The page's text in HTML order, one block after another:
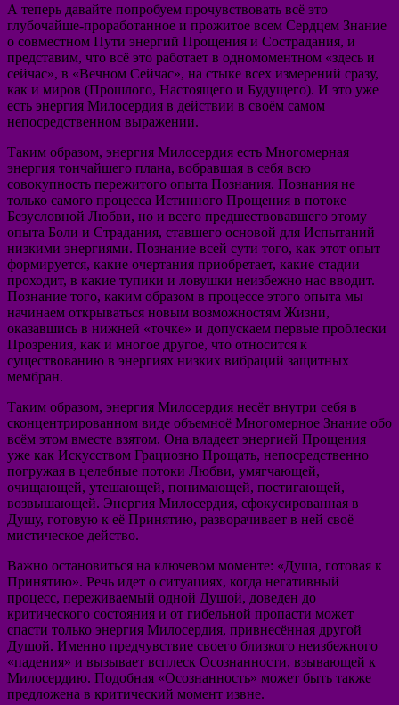
А теперь давайте попробуем прочувствовать всё это
глубочайше-проработанное и прожитое всем Сердцем Знание
о совместном Пути энергий Прощения и Сострадания, и
представим, что всё это работает в одномоментном «здесь и
сейчас», в «Вечном Сейчас», на стыке всех измерений сразу,
как и миров (Прошлого, Настоящего и Будущего). И это уже
есть энергия Милосердия в действии в своём самом
непосредственном выражении.
Таким образом, энергия Милосердия есть Многомерная
энергия тончайшего плана, вобравшая в себя всю
совокупность пережитого опыта Познания. Познания не
только самого процесса Истинного Прощения в потоке
Безусловной Любви, но и всего предшествовавшего этому
опыта Боли и Страдания, ставшего основой для Испытаний
низкими энергиями. Познание всей сути того, как этот опыт
формируется, какие очертания приобретает, какие стадии
проходит, в какие тупики и ловушки неизбежно нас вводит.
Познание того, каким образом в процессе этого опыта мы
начинаем открываться новым возможностям Жизни,
оказавшись в нижней «точке» и допускаем первые проблески
Прозрения, как и многое другое, что относится к
существованию в энергиях низких вибраций защитных
мембран.
Таким образом, энергия Милосердия несёт внутри себя в
сконцентрированном виде объемноё Многомерное Знание обо
всём этом вместе взятом. Она владеет энергией Прощения
уже как Искусством Грациозно Прощать, непосредственно
погружая в целебные потоки Любви, умягчающей,
очищающей, утешающей, понимающей, постигающей,
возвышающей. Энергия Милосердия, сфокусированная в
Душу, готовую к её Принятию, разворачивает в ней своё
мистическое действо.
Важно остановиться на ключевом моменте: «Душа, готовая к
Принятию». Речь идет о ситуациях, когда негативный
процесс, переживаемый одной Душой, доведен до
критического состояния и от гибельной пропасти может
спасти только энергия Милосердия, привнесённая другой
Душой. Именно предчувствие своего близкого неизбежного
«падения» и вызывает всплеск Осознанности, взывающей к
Милосердию. Подобная «Осознанность» может быть также
предложена в критический момент извне.